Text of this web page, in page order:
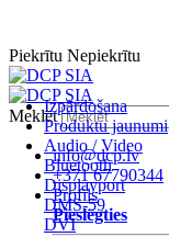
Piekrītu Nepiekrītu
Izpārdošana
Produktu jaunumi
Audio / Video
Bluetooth
Displayport
DMS-59
DVI
Meklēt
info@dcp.lv
+371 67790344
Profils
Pieslēgties